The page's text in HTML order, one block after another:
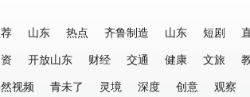
山东 热点 齐鲁制造 山东 短剧
开放山东 财经 交通 健康 文旅
视频
青未了 灵境 深度 创意 观察